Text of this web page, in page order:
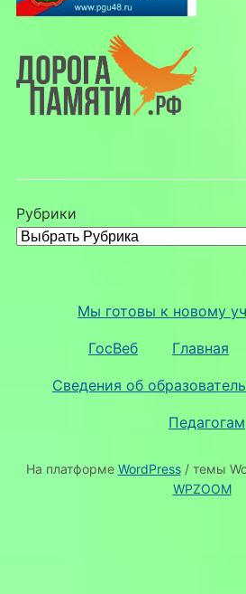
Рубрики
Мы готовы к новому
ГосВеб Главная
Сведения об
Педагогам
На платформе WordPress/ темы
WPZOOM